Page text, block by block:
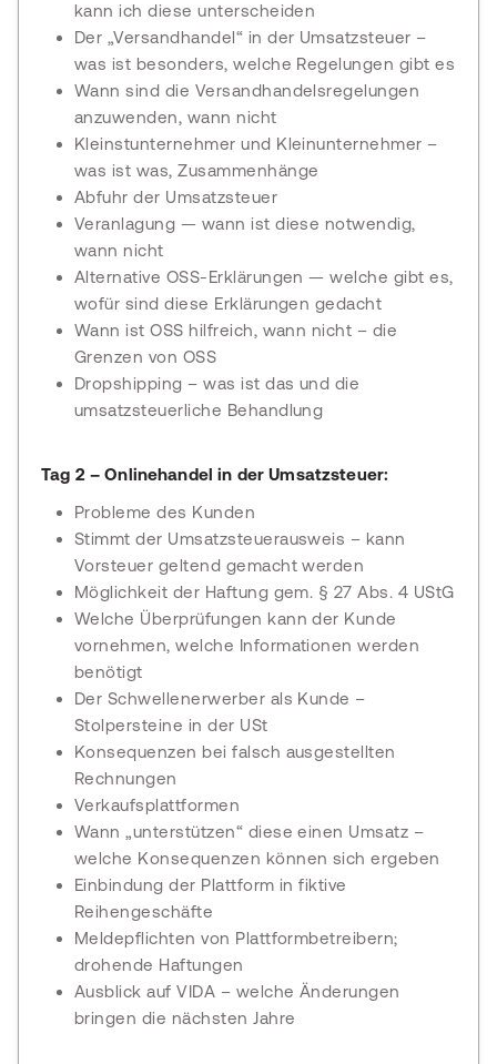
kann ich diese unterscheiden
Der „Versandhandel“ in der Umsatzsteuer –
was ist besonders, welche Regelungen gibt es
Wann sind die Versandhandelsregelungen
anzuwenden, wann nicht
Kleinstunternehmer und Kleinunternehmer –
was ist was, Zusammenhänge
Abfuhr der Umsatzsteuer
Veranlagung — wann ist diese notwendig,
wann nicht
Alternative OSS-Erklärungen — welche gibt es,
wofür sind diese Erklärungen gedacht
Wann ist OSS hilfreich, wann nicht – die
Grenzen von OSS
Dropshipping – was ist das und die
umsatzsteuerliche Behandlung
Tag 2 – Onlinehandel in der Umsatzsteuer:
Probleme des Kunden
Stimmt der Umsatzsteuerausweis – kann
Vorsteuer geltend gemacht werden
Möglichkeit der Haftung gem. § 27 Abs. 4 UStG
Welche Überprüfungen kann der Kunde
vornehmen, welche Informationen werden
benötigt
Der Schwellenerwerber als Kunde –
Stolpersteine in der USt
Konsequenzen bei falsch ausgestellten
Rechnungen
Verkaufsplattformen
Wann „unterstützen“ diese einen Umsatz –
welche Konsequenzen können sich ergeben
Einbindung der Plattform in fiktive
Reihengeschäfte
Meldepflichten von Plattformbetreibern;
drohende Haftungen
Ausblick auf VIDA – welche Änderungen
bringen die nächsten Jahre